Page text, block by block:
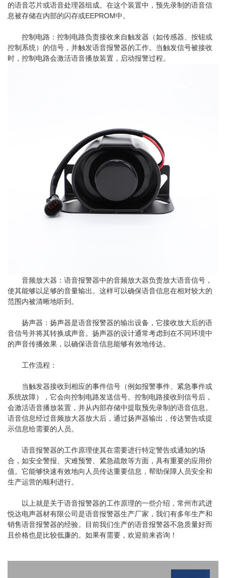
的语音芯片或语音处理器组成。在这个装置中，预先录制的语音信
息被存储在内部的闪存或EEPROM中。
控制电路：控制电路负责接收来自触发器（如传感器、按钮或
控制系统）的信号，并触发语音报警器的工作。当触发信号被接收
时，控制电路会激活语音播放装置，启动报警过程。
音频放大器：语音报警器中的音频放大器负责放大语音信号，
使其能够以足够的音量输出。这样可以确保语音信息在相对较大的
范围内被清晰地听到。
扬声器：扬声器是语音报警器的输出设备，它接收放大后的语
音信号并将其转换成声音。扬声器的设计通常考虑到在不同环境中
的声音传播效果，以确保语音信息能够有效地传达。
工作流程：
当触发器接收到相应的事件信号（例如报警事件、紧急事件或
系统故障），它会向控制电路发送信号。控制电路接收到信号后，
会激活语音播放装置，并从内部存储中提取预先录制的语音信息。
语音信息经过音频放大器放大后，通过扬声器输出，传达警告或提
示信息给需要的人员。
语音报警器的工作原理使其在需要进行特定警告或通知的场
合，如安全警报、灾难预警、紧急疏散等方面，具有重要的应用价
值。它能够快速有效地向人员传达重要信息，帮助保障人员安全和
生产运营的顺利进行。
以上就是关于语音报警器的工作原理的一些介绍，常州市武进
悦达电声器材有限公司是语音报警器生产厂家，我们有多年生产和
销售语音报警器的经验。目前我们生产的语音报警器不急质量好而
且价格也是比较低廉的。如果有需要，欢迎前来咨询！